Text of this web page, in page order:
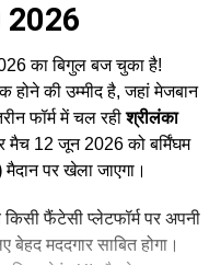
2026
का बिगुल बज चुका है!
होने की उम्मीद है, जहां मेजबान
फॉर्म में चल रहीश्रीलंका
मैच 12 जून 2026 को बर्मिंघम
मैदान पर खेला जाएगा।
किसी फैंटेसी प्लेटफॉर्म पर अपनी
मददगार साबित होगा।